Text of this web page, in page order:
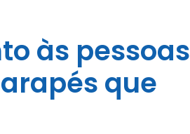
às pessoas
que